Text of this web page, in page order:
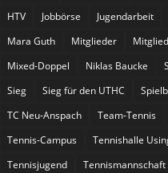
HTV
Jobbörse Jugendarbeit
Mara Guth
Mitglieder
Mixed-Doppel
Niklas Baucke
Sieg
Sieg für den UTHC
TC Neu-Anspach
Team-Tennis
Tennis-Campus
Tennishalle
Tennisjugend
Tennismannschaft